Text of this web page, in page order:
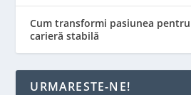
Cum transformi pasiunea
carieră stabilă
URMARESTE-NE!